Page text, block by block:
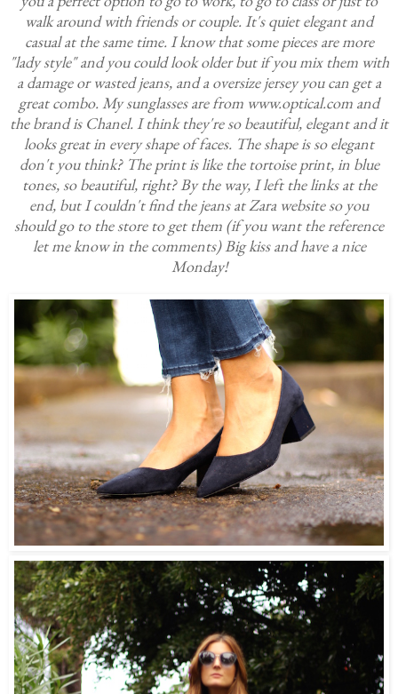
walk around with friends or couple. It's quiet elegant and
casual at the same time. I know that some pieces are more
"lady style" and you could look older but if you mix them with
a damage or wasted jeans, and a oversize jersey you can get a
great combo. My sunglasses are from www.optical.com and
the brand is Chanel. I think they're so beautiful, elegant and it
looks great in every shape of faces. The shape is so elegant
don't you think? The print is like the tortoise print, in blue
tones, so beautiful, right? By the way, I left the links at the
end, but I couldn't find the jeans at Zara website so you
should go to the store to get them (if you want the reference
let me know in the comments) Big kiss and have a nice
Monday!